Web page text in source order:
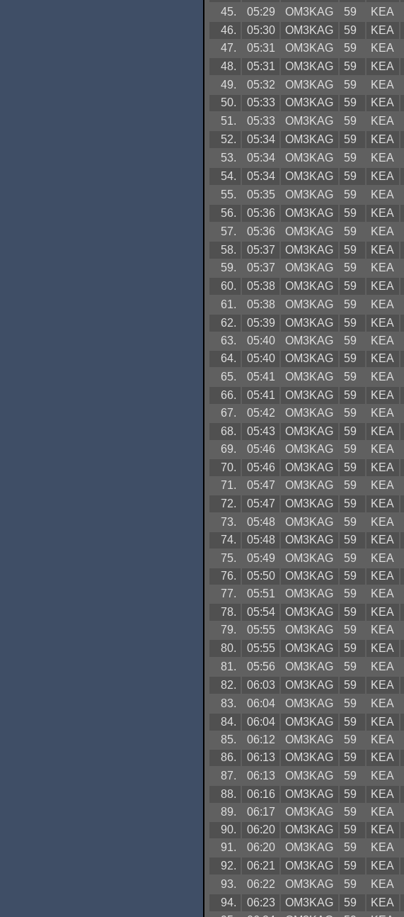
45.
05:29 OM3KAG 59 KEA
46.
05:30 OM3KAG 59 KEA
47.
05:31 OM3KAG 59 KEA
48.
05:31 OM3KAG 59 KEA
49.
05:32 OM3KAG 59 KEA
50.
05:33 OM3KAG 59 KEA
51.
05:33 OM3KAG 59 KEA
52.
05:34 OM3KAG 59 KEA
53.
05:34 OM3KAG 59 KEA
54.
05:34 OM3KAG 59 KEA
55.
05:35 OM3KAG 59 KEA
56.
05:36 OM3KAG 59 KEA
57.
05:36 OM3KAG 59 KEA
58.
05:37 OM3KAG 59 KEA
59.
05:37 OM3KAG 59 KEA
60.
05:38 OM3KAG 59 KEA
61.
05:38 OM3KAG 59 KEA
62.
05:39 OM3KAG 59 KEA
63.
05:40 OM3KAG 59 KEA
64.
05:40 OM3KAG 59 KEA
65.
05:41 OM3KAG 59 KEA
66.
05:41 OM3KAG 59 KEA
67.
05:42 OM3KAG 59 KEA
68.
05:43 OM3KAG 59 KEA
69.
05:46 OM3KAG 59 KEA
70.
05:46 OM3KAG 59 KEA
71.
05:47 OM3KAG 59 KEA
72.
05:47 OM3KAG 59 KEA
73.
05:48 OM3KAG 59 KEA
74.
05:48 OM3KAG 59 KEA
75.
05:49 OM3KAG 59 KEA
76.
05:50 OM3KAG 59 KEA
77.
05:51 OM3KAG 59 KEA
78.
05:54 OM3KAG 59 KEA
79.
05:55 OM3KAG 59 KEA
80.
05:55 OM3KAG 59 KEA
81.
05:56 OM3KAG 59 KEA
82.
06:03 OM3KAG 59 KEA
83.
06:04 OM3KAG 59 KEA
84.
06:04 OM3KAG 59 KEA
85.
06:12 OM3KAG 59 KEA
86.
06:13 OM3KAG 59 KEA
87.
06:13 OM3KAG 59 KEA
88.
06:16 OM3KAG 59 KEA
89.
06:17 OM3KAG 59 KEA
90.
06:20 OM3KAG 59 KEA
91.
06:20 OM3KAG 59 KEA
92.
06:21 OM3KAG 59 KEA
93.
06:22 OM3KAG 59 KEA
94.
06:23 OM3KAG 59 KEA